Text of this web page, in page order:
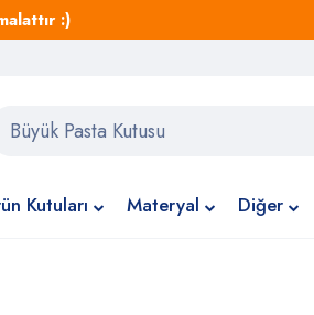
:)
Kutuları Materyal Diğer